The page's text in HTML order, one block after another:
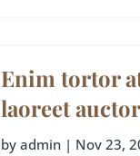
Enim tortor
laoreet
byadmin | Nov 23,